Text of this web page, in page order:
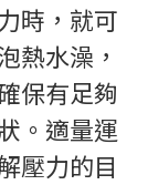
時，就可
熱水澡，
保有足夠
。適量運
壓力的目